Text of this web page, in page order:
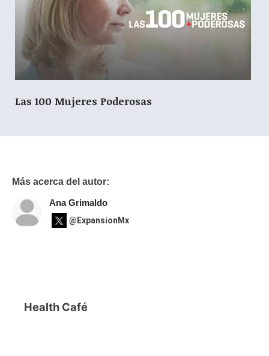
Las 100 Mujeres Poderosas
Más acerca del autor:
Ana Grimaldo
@ExpansionMx
Health Café